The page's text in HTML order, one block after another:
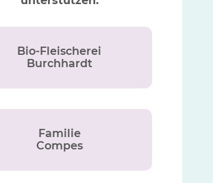
Bio-Fleischerei
Burchhardt
Familie
Compes